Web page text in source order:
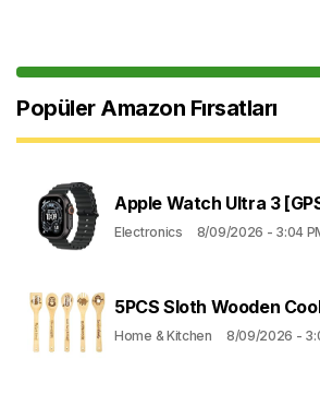
Popüler Amazon Fırsatları
Apple Watch Ultra 3
Electronics 8/09/2026 - 3:04
5PCS Sloth Wooden
Home & Kitchen 8/09/2026 -